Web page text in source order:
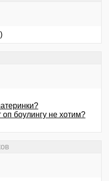
боулингу не хотим?